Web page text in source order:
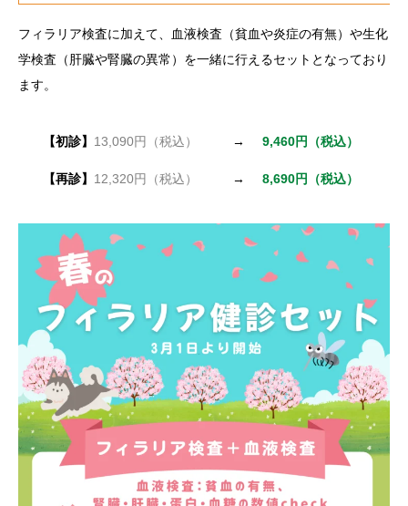
フィラリア検査に加えて、血液検査（貧血や炎症の有無）や生化
学検査（肝臓や腎臓の異常）を一緒に行えるセットとなっており
ます。
【初診】 13,090円（税込） → 9,460円（税込）
【再診】 12,320円（税込） → 8,690円（税込）